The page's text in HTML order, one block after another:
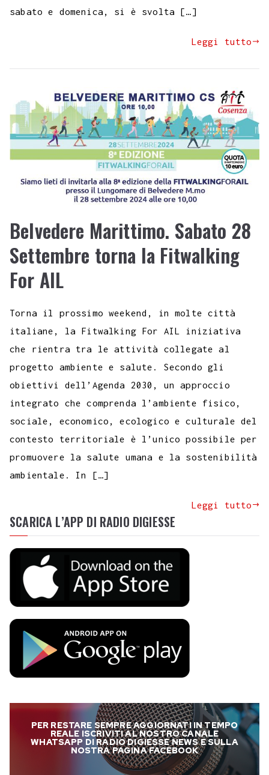
sabato e domenica, si è svolta […]
Leggi tutto
Belvedere Marittimo. Sabato 28
Settembre torna la Fitwalking
For AIL
Torna il prossimo weekend, in molte città
italiane, la Fitwalking For AIL iniziativa
che rientra tra le attività collegate al
progetto ambiente e salute. Secondo gli
obiettivi dell’Agenda 2030, un approccio
integrato che comprenda l’ambiente fisico,
sociale, economico, ecologico e culturale del
contesto territoriale è l’unico possibile per
promuovere la salute umana e la sostenibilità
ambientale. In […]
Leggi tutto
SCARICA L’APP DI RADIO DIGIESSE
PER RESTARE SEMPRE AGGIORNATI IN TEMPO
REALE ISCRIVITI AL NOSTRO CANALE
WHATSAPP DI RADIO DIGIESSE NEWS E SULLA
NOSTRA PAGINA FACEBOOK